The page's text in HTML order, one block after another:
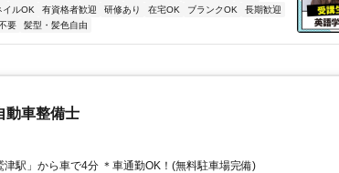
イルOK 有資格者歓迎 研修あり 在宅OK ブランクOK
長期歓迎
要 髪型・髪色自由
動車整備士
駅」から車で4分 ＊車通勤OK！(無料駐車場完備)